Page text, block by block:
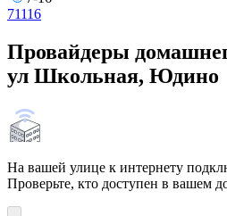
71116
Провайдеры
ул Школьная, Юдино
На вашей улице к интернету
Проверьте, кто доступен в вашем